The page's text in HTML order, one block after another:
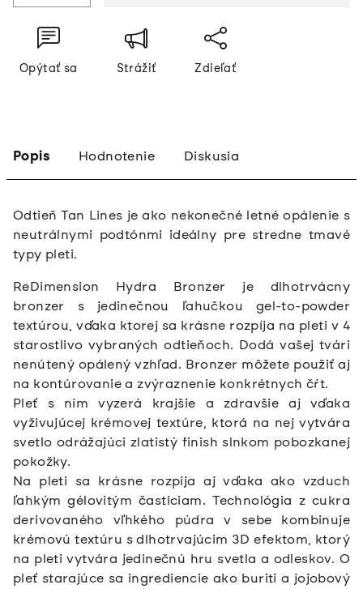
Opýtať sa Strážiť Zdieľať
Popis Hodnotenie Diskusia
Odtieň Tan Lines je ako nekonečné letné opálenie s
neutrálnymi podtónmi ideálny pre stredne tmavé
typy pleti.
ReDimension Hydra Bronzer je dlhotrvácny
bronzer s jedinečnou ľahučkou gel-to-powder
textúrou, vďaka ktorej sa krásne rozpíja na pleti v 4
starostlivo vybraných odtieňoch. Dodá vašej tvári
nenútený opálený vzhľad. Bronzer môžete použiť aj
na kontúrovanie a zvýraznenie konkrétnych čŕt.
Pleť s ním vyzerá krajšie a zdravšie aj vďaka
vyživujúcej krémovej textúre, ktorá na nej vytvára
svetlo odrážajúci zlatistý finish slnkom pobozkanej
pokožky.
Na pleti sa krásne rozpíja aj vďaka ako vzduch
ľahkým gélovitým časticiam. Technológia z cukra
derivovaného vľhkého púdra v sebe kombinuje
krémovú textúru s dlhotrvajúcim 3D efektom, ktorý
na pleti vytvára jedinečnú hru svetla a odleskov. O
pleť starajúce sa ingrediencie ako buriti a jojobový